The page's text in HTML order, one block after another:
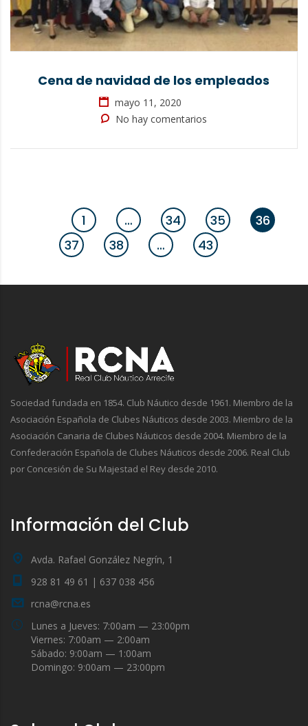
Cena de navidad de los empleados
mayo 11, 2020
No hay comentarios
1 … 34 35
36
37
38 … 43
Sociedad fundada en 1854. Club Náutico desde 1961. Miembro de la
Asociación Española de Clubes Náuticos desde 2003. Miembro de la
Asociación Canaria de Clubes Náuticos desde 2004. Miembro de la
Confederación Española de Clubes Náuticos desde 2006. Real Club
por Concesión de Su Majestad el Rey desde 2010.
Información del Club
Avda. Rafael González Negrín, 1
928 81 49 61 | 637 038 456
rcna@rcna.es
Lunes a Jueves: 7:00am — 23:00pm
Viernes: 7:00am — 2:00am
Sábado: 9:00am — 1:00am
Domingo: 9:00am — 23:00pm